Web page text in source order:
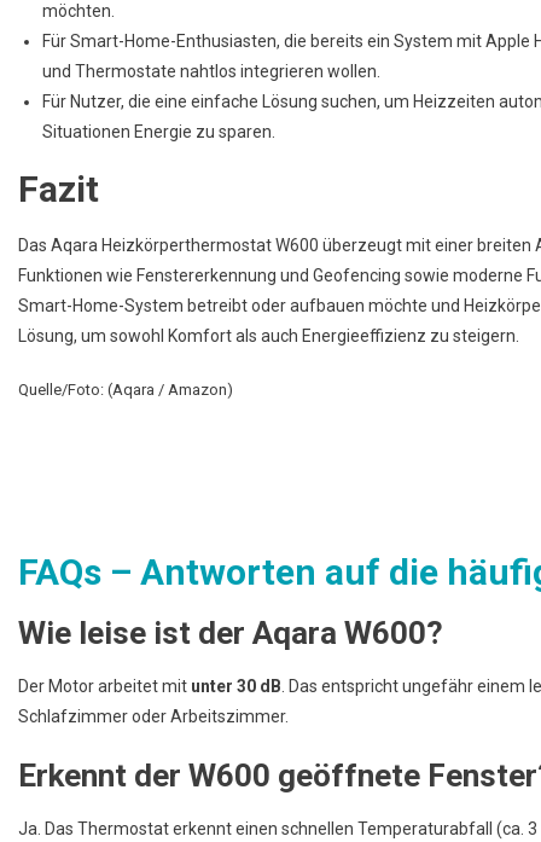
möchten.
Für Smart-Home-Enthusiasten, die bereits ein System mit
und Thermostate nahtlos integrieren wollen.
Für Nutzer, die eine einfache Lösung suchen, um Heizzeiten
Situationen Energie zu sparen.
Fazit
Das Aqara Heizkörperthermostat W600 überzeugt mit einer
Funktionen wie Fenster­erkennung und Geofencing sowie moderne
Smart-Home-System betreibt oder aufbauen möchte und
Lösung, um sowohl Komfort als auch Energieeffizienz zu steigern.
Quelle/Foto: (Aqara / Amazon)
FAQs – Antworten auf die
Wie leise ist der Aqara W600?
Der Motor arbeitet mit unter 30 dB. Das entspricht ungefähr einem
Schlafzimmer oder Arbeitszimmer.
Erkennt der W600 geöffnete
Ja. Das Thermostat erkennt einen schnellen Temperaturabfall (ca.